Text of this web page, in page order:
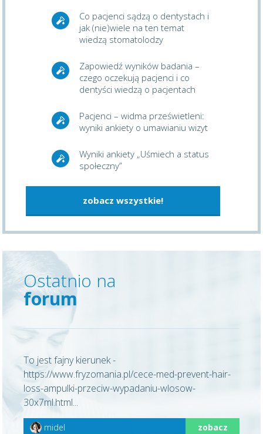
Co pacjenci sądzą o dentystach i
jak (nie)wiele na ten temat
wiedzą stomatolodzy
Zapowiedź wyników badania –
czego oczekują pacjenci i co
dentyści wiedzą o pacjentach
Pacjenci – widma prześwietleni:
wyniki ankiety o umawianiu wizyt
Wyniki ankiety „Uśmiech a status
społeczny”
zobacz wszystkie!
Ostatnio na
forum
To jest fajny kierunek -
https://www.fryzomania.pl/cece-med-prevent-hair-
loss-ampulki-przeciw-wypadaniu-wlosow-
30x7ml.html...
midel zobacz